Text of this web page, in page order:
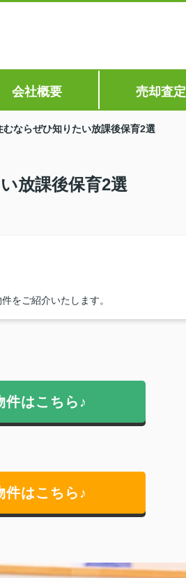
会社概要 売却査定
ならぜひ知りたい放課後保育2選
放課後保育2選
をご紹介いたします。
件はこちら♪
件はこちら♪